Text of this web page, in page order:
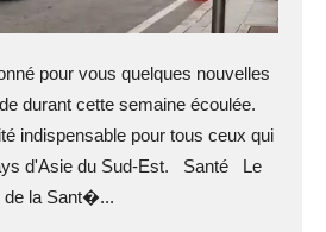
pour vous quelques nouvelles
durant cette semaine écoulée.
indispensable pour tous ceux qui
d'Asie du Sud-Est. Santé Le
de la Sant�...